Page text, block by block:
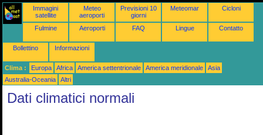
Immagini
satellite
Meteo
aeroporti
Previsioni 10
giorni
Meteomar Cicloni
Fulmine Aeroporti FAQ Lingue Contatto
Bollettino Informazioni
Clima : Europa Africa America settentrionale America meridionale
Asia
Australia-Oceania
Altri
Dati climatici normali